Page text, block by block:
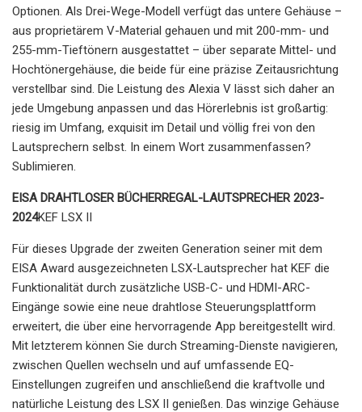
Optionen. Als Drei-Wege-Modell verfügt das untere Gehäuse –
aus proprietärem V-Material gehauen und mit 200-mm- und
255-mm-Tieftönern ausgestattet – über separate Mittel- und
Hochtönergehäuse, die beide für eine präzise Zeitausrichtung
verstellbar sind. Die Leistung des Alexia V lässt sich daher an
jede Umgebung anpassen und das Hörerlebnis ist großartig:
riesig im Umfang, exquisit im Detail und völlig frei von den
Lautsprechern selbst. In einem Wort zusammenfassen?
Sublimieren.
EISA DRAHTLOSER BÜCHERREGAL-LAUTSPRECHER 2023-
2024KEF LSX II
Für dieses Upgrade der zweiten Generation seiner mit dem
EISA Award ausgezeichneten LSX-Lautsprecher hat KEF die
Funktionalität durch zusätzliche USB-C- und HDMI-ARC-
Eingänge sowie eine neue drahtlose Steuerungsplattform
erweitert, die über eine hervorragende App bereitgestellt wird.
Mit letzterem können Sie durch Streaming-Dienste navigieren,
zwischen Quellen wechseln und auf umfassende EQ-
Einstellungen zugreifen und anschließend die kraftvolle und
natürliche Leistung des LSX II genießen. Das winzige Gehäuse